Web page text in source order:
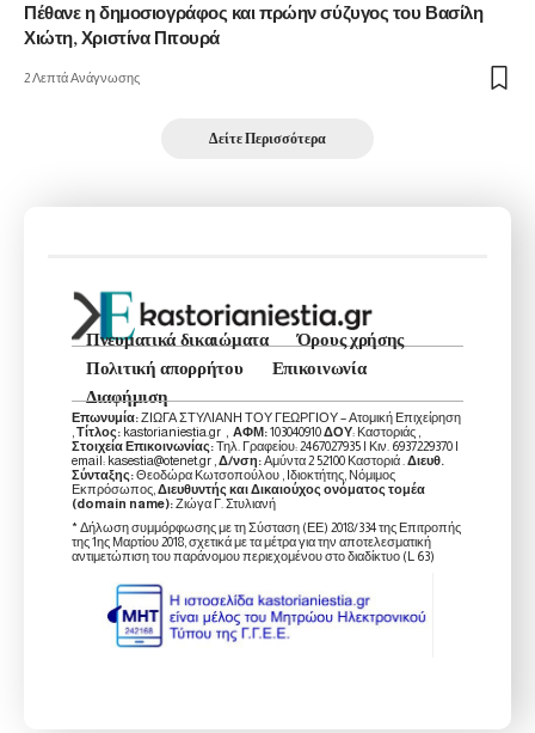
Πέθανε η δημοσιογράφος και πρώην σύζυγος του Βασίλη
Χιώτη, Χριστίνα Πιτουρά
2 Λεπτά Ανάγνωσης
Δείτε Περισσότερα
Πνευματικά δικαιώματα
Όρους χρήσης
Πολιτική απορρήτου
Επικοινωνία
Διαφήμιση
Επωνυμία:ΖΙΩΓΑ ΣΤΥΛΙΑΝΗ ΤΟΥ ΓΕΩΡΓΙΟΥ – Ατομική Επιχείρηση
Τίτλος: kastorianiestia.gr , ΑΦΜ:103040910ΔΟΥ: Καστοριάς ,
Στοιχεία Επικοινωνίας:Τηλ. Γραφείου: 2467027935 | Κιν. 6937229370 |
email: kasestia@otenet.gr , Δ/νση:Αμύντα 2 52100 Καστοριά . Διευθ.
Σύνταξης:Θεοδώρα Κωτσοπούλου , Ιδιοκτήτης, Νόμιμος
Εκπρόσωπος, Διευθυντής και Δικαιούχος ονόματος τομέα
(domain name):Ζιώγα Γ. Στυλιανή
* Δήλωση συμμόρφωσης με τη Σύσταση (ΕΕ) 2018/334 της Επιτροπής
της 1ης Μαρτίου 2018, σχετικά με τα μέτρα για την αποτελεσματική
αντιμετώπιση του παράνομου περιεχομένου στο διαδίκτυο (L 63)